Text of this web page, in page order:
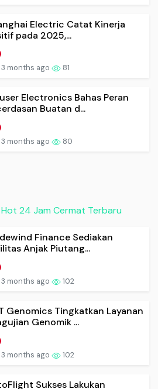
Electric Catat Kinerja
pada 2025,...
3 months ago 81
Electronics Bahas Peran
Buatan d...
3 months ago 80
24 Jam Cermat Terbaru
Finance Sediakan
Anjak Piutang...
3 months ago 102
Genomics Tingkatkan Layanan
Genomik ...
3 months ago 102
Sukses Lakukan